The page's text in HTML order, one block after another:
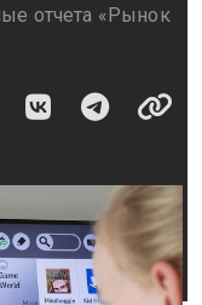
отчета «Рынок